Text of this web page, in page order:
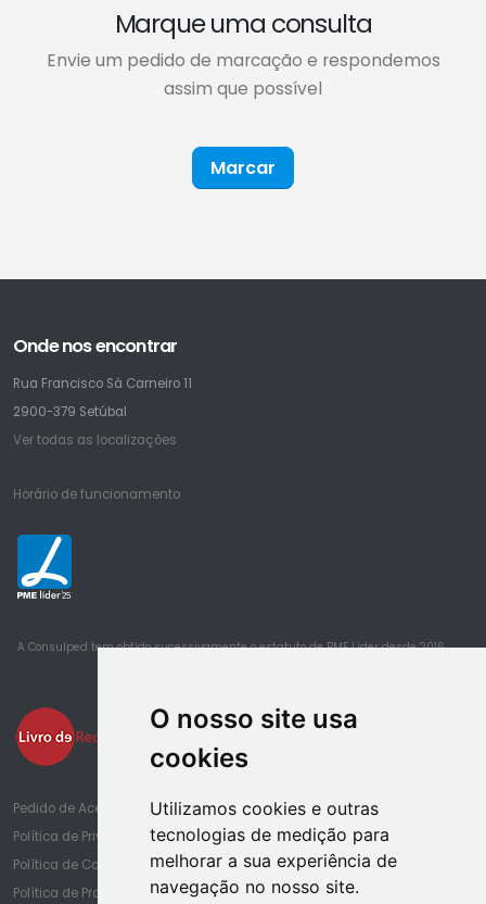
O nosso site usa
cookies
Utilizamos cookies e outras
tecnologias de medição para
melhorar a sua experiência de
navegação no nosso site.
Marque uma consulta
Envie um pedido de marcação e respondemos
assim que possível
Marcar
Onde nos encontrar
Rua Francisco Sá Carneiro 11
2900-379 Setúbal
Ver todas as localizações
Horário de funcionamento
25
A Consulped tem obtido sucessivamente o estatuto de PME Lider desde 2016
Pedido de Acesso à Informação de Saúde
Política de Privacidade
Política de Cookies
Política de Proteção de Dados